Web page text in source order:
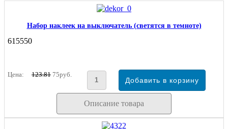
Набор наклеек на выключатель (светятся в темноте)
615550
Цена: 123.81 75руб.
Описание товара